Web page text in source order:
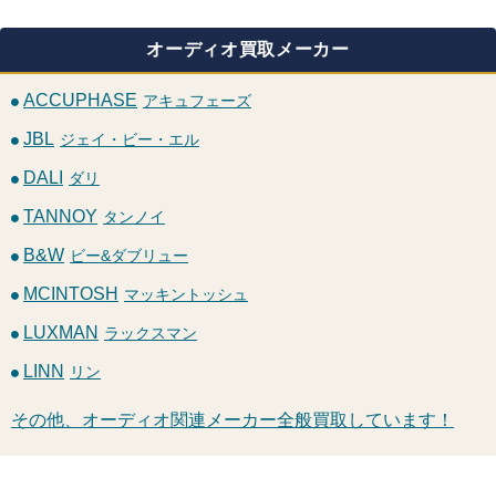
オーディオ買取メーカー
ACCUPHASE アキュフェーズ
JBL ジェイ・ビー・エル
DALI ダリ
TANNOY タンノイ
B&W ビー&ダブリュー
MCINTOSH マッキントッシュ
LUXMAN ラックスマン
LINN リン
その他、オーディオ関連メーカー全般買取しています！